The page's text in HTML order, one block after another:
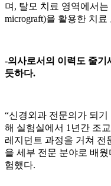
며, 탈모 치료 영역에서
micrograft)을 활용한 치
-의사로서의 이력도 줄기
듯하다.
“신경외과 전문의가 되
해 실험실에서 1년간 조
레지던트 과정을 거쳐 전
을 세부 전문 분야로 배
험했다.